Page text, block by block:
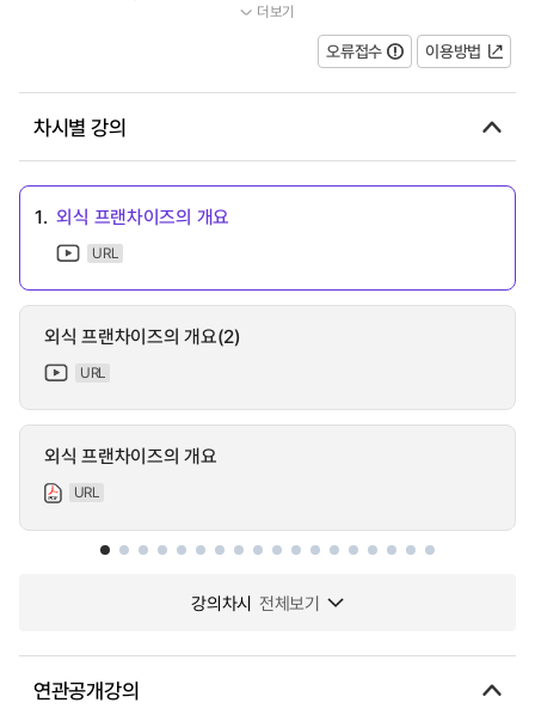
도록 외식 프랜차이즈의 개요와 콘셉...
더보기
오류접수 이용방법
차시별 강의
1. 외식 프랜차이즈의 개요
URL
외식 프랜차이즈의 개요(2)
URL
외식 프랜차이즈의 개요
URL
강의차시 전체보기
연관공개강의